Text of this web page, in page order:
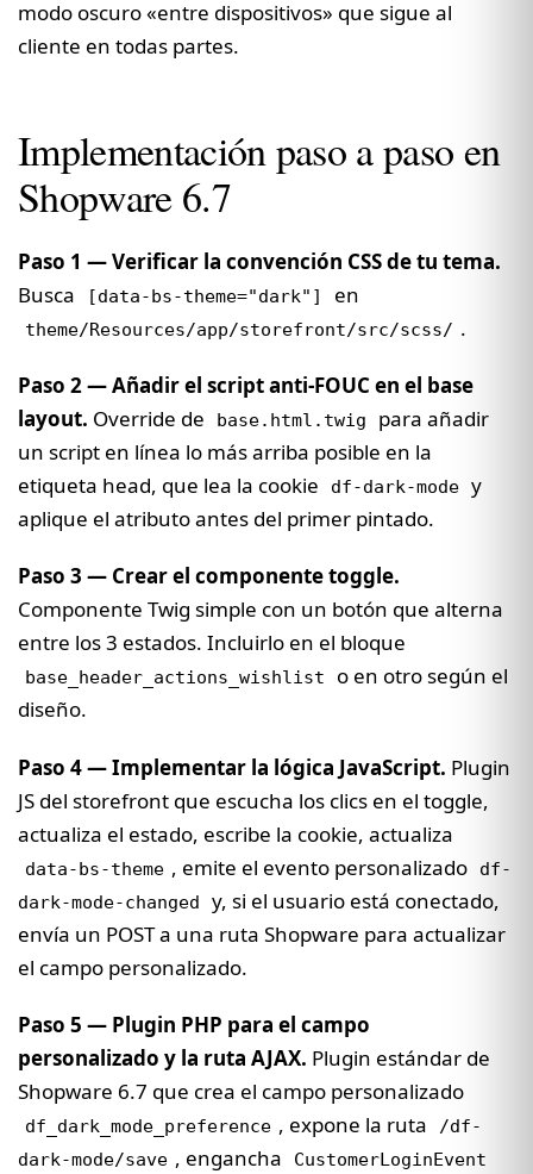
modo oscuro «entre dispositivos» que sigue al
cliente en todas partes.
Implementación paso a paso en
Shopware 6.7
Paso 1 — Verificar la convención CSS de tu tema.
Busca
[data-bs-theme="dark"] en
theme/Resources/app/storefront/src/scss/ .
Paso 2 — Añadir el script anti-FOUC en el base
layout. Override de base.html.twig
para añadir
un script en línea lo más arriba posible en la
etiqueta head, que lea la cookie
df-dark-mode y
aplique el atributo antes del primer pintado.
Paso 3 — Crear el componente toggle.
Componente Twig simple con un botón que alterna
entre los 3 estados. Incluirlo en el bloque
base_header_actions_wishlist
o en otro según el
diseño.
Paso 4 — Implementar la lógica JavaScript. Plugin
JS del storefront que escucha los clics en el toggle,
actualiza el estado, escribe la cookie, actualiza
data-bs-theme , emite el evento personalizado
df-
dark-mode-changed
y, si el usuario está conectado,
envía un POST a una ruta Shopware para actualizar
el campo personalizado.
Paso 5 — Plugin PHP para el campo
personalizado y la ruta AJAX. Plugin estándar de
Shopware 6.7 que crea el campo personalizado
df_dark_mode_preference , expone la ruta
/df-
dark-mode/save , engancha CustomerLoginEvent